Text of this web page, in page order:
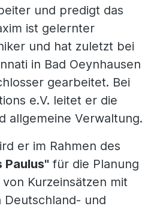
und predigt das
ist gelernter
und hat zuletzt bei
in Bad Oeynhausen
gearbeitet. Bei
e.V. leitet er die
allgemeine Verwaltung.
er im Rahmen des
Paulus" für die Planung
Kurzeinsätzen mit
und